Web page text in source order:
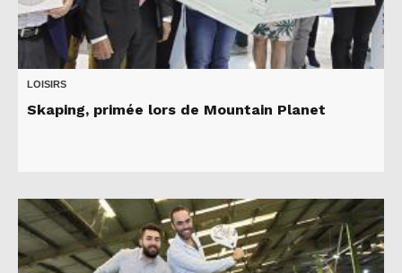
LOISIRS
Skaping, primée lors de Mountain Planet